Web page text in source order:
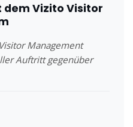
dem Vizito Visitor
Management
Auftritt gegenüber